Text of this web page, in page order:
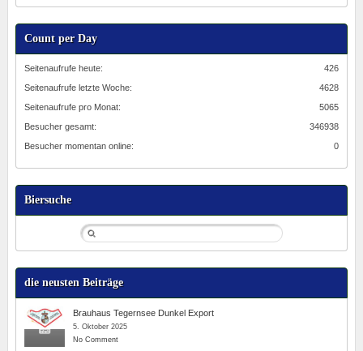
Count per Day
426
Seitenaufrufe heute:
4628
Seitenaufrufe letzte Woche:
5065
Seitenaufrufe pro Monat:
346938
Besucher gesamt:
0
Besucher momentan online:
Biersuche
die neusten Beiträge
Brauhaus Tegernsee Dunkel Export
5. Oktober 2025
No Comment